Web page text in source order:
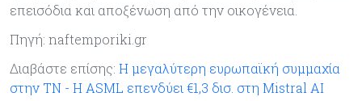
επεισόδια και αποξένωση από την οικογένεια.
Πηγή: naftemporiki.gr
Διαβάστε επίσης: Η μεγαλύτερη ευρωπαϊκή συμμαχία
στην ΤΝ - Η ASML επενδύει €1,3 δισ. στη Mistral AI